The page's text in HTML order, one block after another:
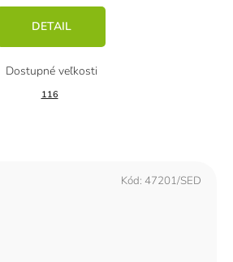
DETAIL
116
Kód: 47201/SED